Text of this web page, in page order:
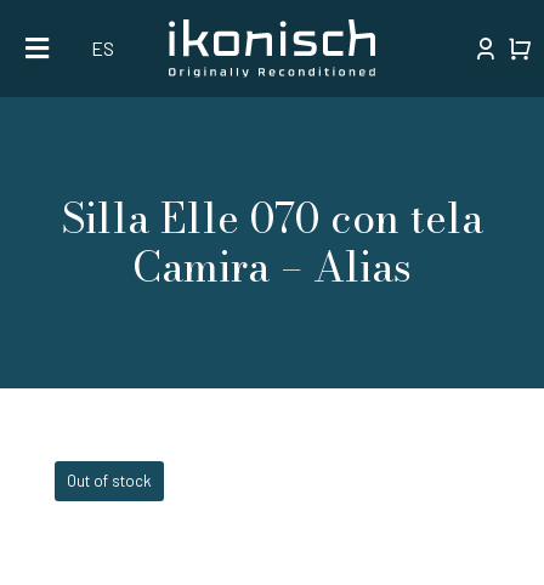
content
ES
Silla Elle 070 con tela
Camira – Alias
Out of stock